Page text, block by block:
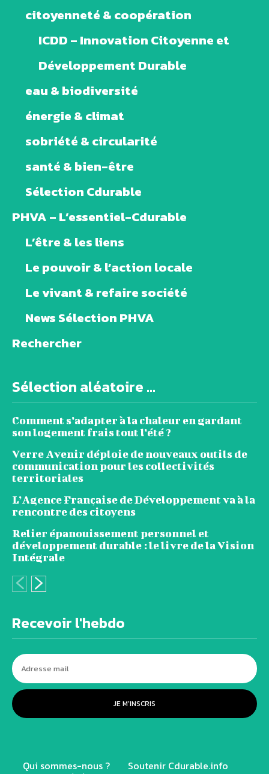
citoyenneté & coopération
ICDD – Innovation Citoyenne et
Développement Durable
eau & biodiversité
énergie & climat
sobriété & circularité
santé & bien-être
Sélection Cdurable
PHVA – L’essentiel-Cdurable
L’être & les liens
Le pouvoir & l’action locale
Le vivant & refaire société
News Sélection PHVA
Rechercher
Sélection aléatoire ...
Comment s’adapter à la chaleur en gardant
son logement frais tout l’été ?
Verre Avenir déploie de nouveaux outils de
communication pour les collectivités
territoriales
L’Agence Française de Développement va à la
rencontre des citoyens
Relier épanouissement personnel et
développement durable : le livre de la Vision
Intégrale
Recevoir l'hebdo
JE M'INSCRIS
Qui sommes-nous ? Soutenir Cdurable.info